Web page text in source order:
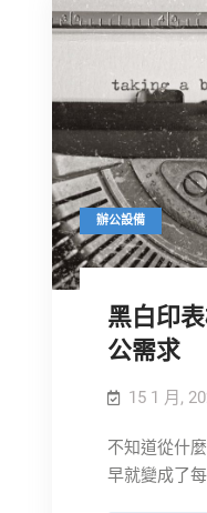
辦公設備
黑白印
公需求
15 1 月,
不知道從什
早就變成了